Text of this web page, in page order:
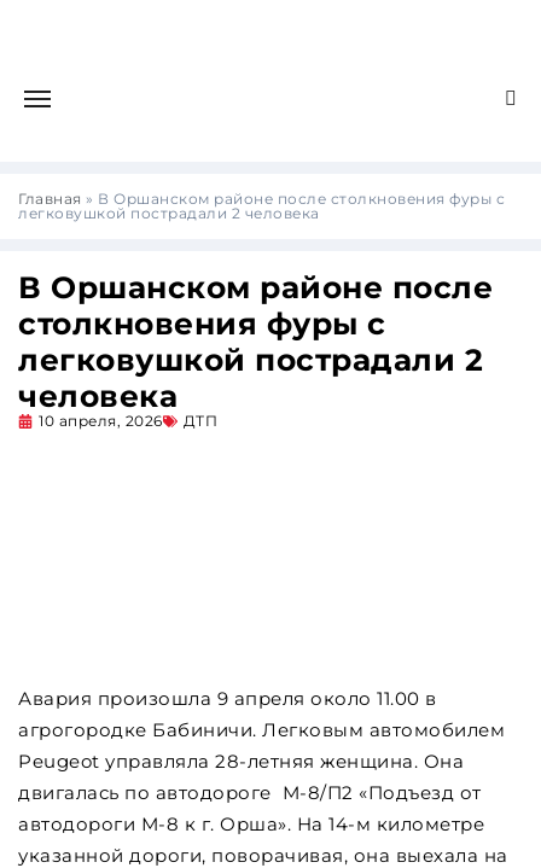
Главная » В Оршанском районе после столкновения фуры с
легковушкой пострадали 2 человека
В Оршанском районе после
столкновения фуры с
легковушкой пострадали 2
человека
10 апреля, 2026 ДТП
Авария произошла 9 апреля около 11.00 в
агрогородке Бабиничи. Легковым автомобилем
Peugeot управляла 28-летняя женщина. Она
двигалась по автодороге М-8/П2 «Подъезд от
автодороги М-8 к г. Орша». На 14-м километре
указанной дороги, поворачивая, она выехала на